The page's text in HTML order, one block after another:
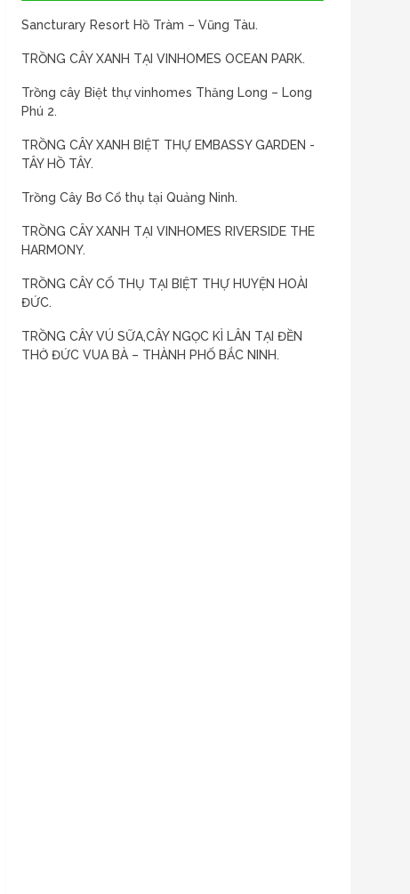
Sancturary Resort Hồ Tràm – Vũng Tàu.
TRỒNG CÂY XANH TẠI VINHOMES OCEAN PARK.
Trồng cây Biệt thự vinhomes Thăng Long – Long
Phú 2.
TRỒNG CÂY XANH BIỆT THỰ EMBASSY GARDEN -
TÂY HỒ TÂY.
Trồng Cây Bơ Cổ thụ tại Quảng Ninh.
TRỒNG CÂY XANH TẠI VINHOMES RIVERSIDE THE
HARMONY.
TRỒNG CÂY CỔ THỤ TẠI BIỆT THỰ HUYỆN HOÀI
ĐỨC.
TRỒNG CÂY VÚ SỮA,CÂY NGỌC KÌ LÂN TẠI ĐỀN
THỜ ĐỨC VUA BÀ – THÀNH PHỐ BẮC NINH.